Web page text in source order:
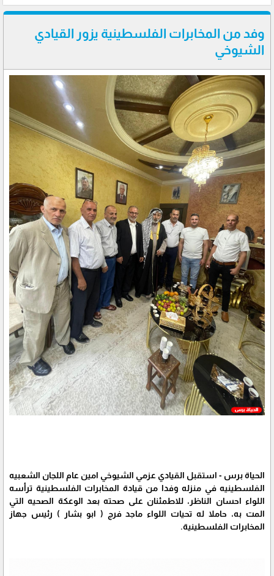
وفد من المخابرات الفلسطينية يزور القيادي
الشيوخي
الحياة برس - استقبل القيادي عزمي الشيوخي امين عام اللجان الشعبيه
الفلسطينيه في منزله وفدا من قيادة المخابرات الفلسطينية ترأسه
اللواء احسان الناظر، للاطمئنان على صحته بعد الوعكة الصحيه التي
المت به، حاملا له تحيات اللواء ماجد فرج ( ابو بشار ) رئيس جهاز
المخابرات الفلسطينية.